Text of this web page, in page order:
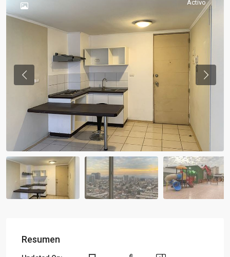
Activo
Previous
Resumen